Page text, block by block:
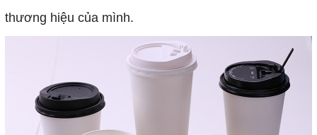
thương hiệu của mình.